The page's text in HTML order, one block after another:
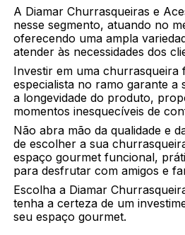
A Diamar Churrasqueiras e
nesse segmento, atuando no
oferecendo uma ampla
atender às necessidades dos
Investir em uma churrasqueira
especialista no ramo garante a
a longevidade do produto,
momentos inesquecíveis de
Não abra mão da qualidade e
de escolher a sua
espaço gourmet funcional,
para desfrutar com amigos e
Escolha a Diamar
tenha a certeza de um
seu espaço gourmet.